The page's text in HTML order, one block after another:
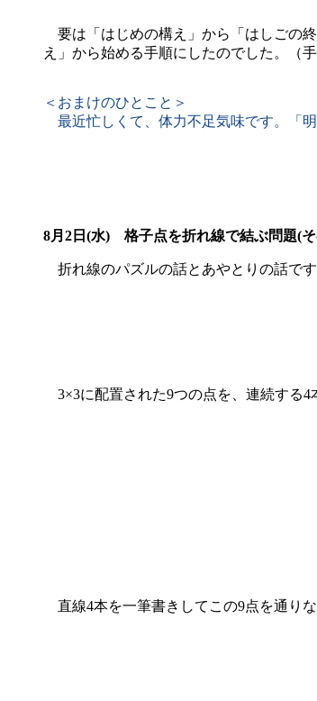
要は「はじめの構え」から「はしごの
え」から始める手順にしたのでした。（
＜おまけのひとこと＞
最近忙しくて、体力不足気味です。「
8月2日(水) 格子点を折れ線で結ぶ問題(そ
折れ線のパズルの話とあやとりの話です
3×3に配置された9つの点を、連続する4
直線4本を一筆書きしてこの9点を通り